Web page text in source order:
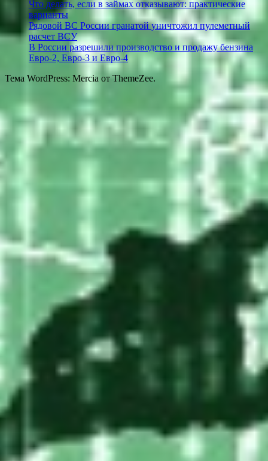
Что делать, если в займах отказывают: практические
варианты
Рядовой ВС России гранатой уничтожил пулеметный
расчет ВСУ
В России разрешили производство и продажу бензина
Евро-2, Евро-3 и Евро-4
Тема WordPress: Mercia от ThemeZee.